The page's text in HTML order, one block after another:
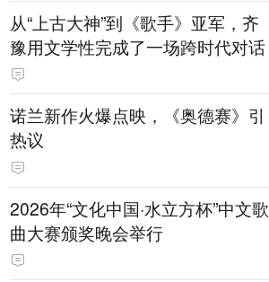
从“上古大神”到《歌手》亚军，齐
豫用文学性完成了一场跨时代对话
诺兰新作火爆点映，《奥德赛》引
热议
2026年“文化中国·水立方杯”中文歌
曲大赛颁奖晚会举行